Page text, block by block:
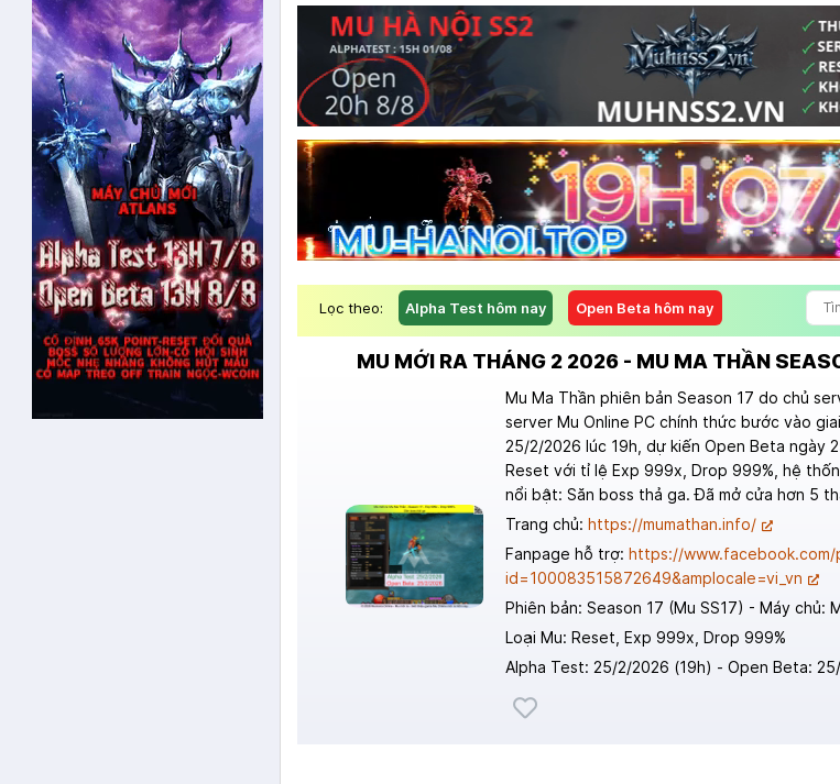
Lọc theo: Alpha Test hôm nay Open Beta hôm nay
MU MỚI RA THÁNG 2 2026 - MU MA THẦN
Mu Ma Thần phiên bản Season 17 do chủ
server Mu Online PC chính thức bước vào
25/2/2026 lúc 19h, dự kiến Open Beta ngày
Reset với tỉ lệ Exp 999x, Drop 999%, hệ
nổi bật: Săn boss thả ga. Đã mở cửa hơn 5
Trang chủ: https://mumathan.info/
Fanpage hỗ trợ: https://www.facebook.com/
id=100083515872649&amplocale=vi_vn
Phiên bản: Season 17 (Mu SS17) - Máy chủ:
Loại Mu: Reset, Exp 999x, Drop 999%
Alpha Test: 25/2/2026 (19h) - Open Beta: